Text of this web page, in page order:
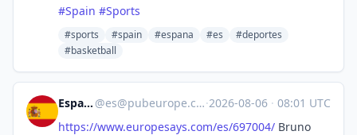
#Spain #Sports
#sports #spain #espana #es
#deportes
#basketball
España @es@pubeurope.com ·2026-08-06 · 08:01 UTC
https://www.europesays.com/es/697004/ Bruno